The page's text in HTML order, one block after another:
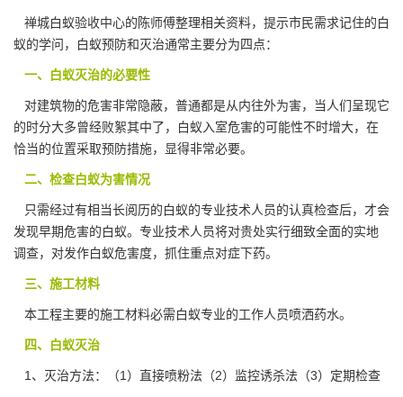
禅城白蚁验收中心的陈师傅整理相关资料，提示市民需求记住的白
蚁的学问，白蚁预防和灭治通常主要分为四点：
一、白蚁灭治的必要性
对建筑物的危害非常隐蔽，普通都是从内往外为害，当人们呈现它
的时分大多曾经败絮其中了，白蚁入室危害的可能性不时增大，在
恰当的位置采取预防措施，显得非常必要。
二、检查白蚁为害情况
只需经过有相当长阅历的白蚁的专业技术人员的认真检查后，才会
发现早期危害的白蚁。专业技术人员将对贵处实行细致全面的实地
调查，对发作白蚁危害度，抓住重点对症下药。
三、施工材料
本工程主要的施工材料必需白蚁专业的工作人员喷洒药水。
四、白蚁灭治
1、灭治方法：（1）直接喷粉法（2）监控诱杀法（3）定期检查